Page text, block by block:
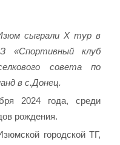
сыграли Х тур в
«Спортивный клуб
совета по
в с.Донец.
2024 года, среди
рождения.
городской ТГ,